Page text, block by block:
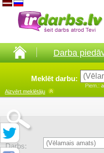
Darba
Meklēt darbu:
Piem.:
Aizvērt meklētāju
Darbs: